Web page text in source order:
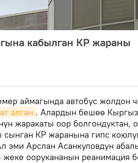
кабылган КР жараны
аймагында автобус жолдон
алган . Алардын бешөө
жаракаты оор болгондуктан,
КР жаранына гипс
эми Арслан Асанкуловдун
жеке оорукананын реанимация